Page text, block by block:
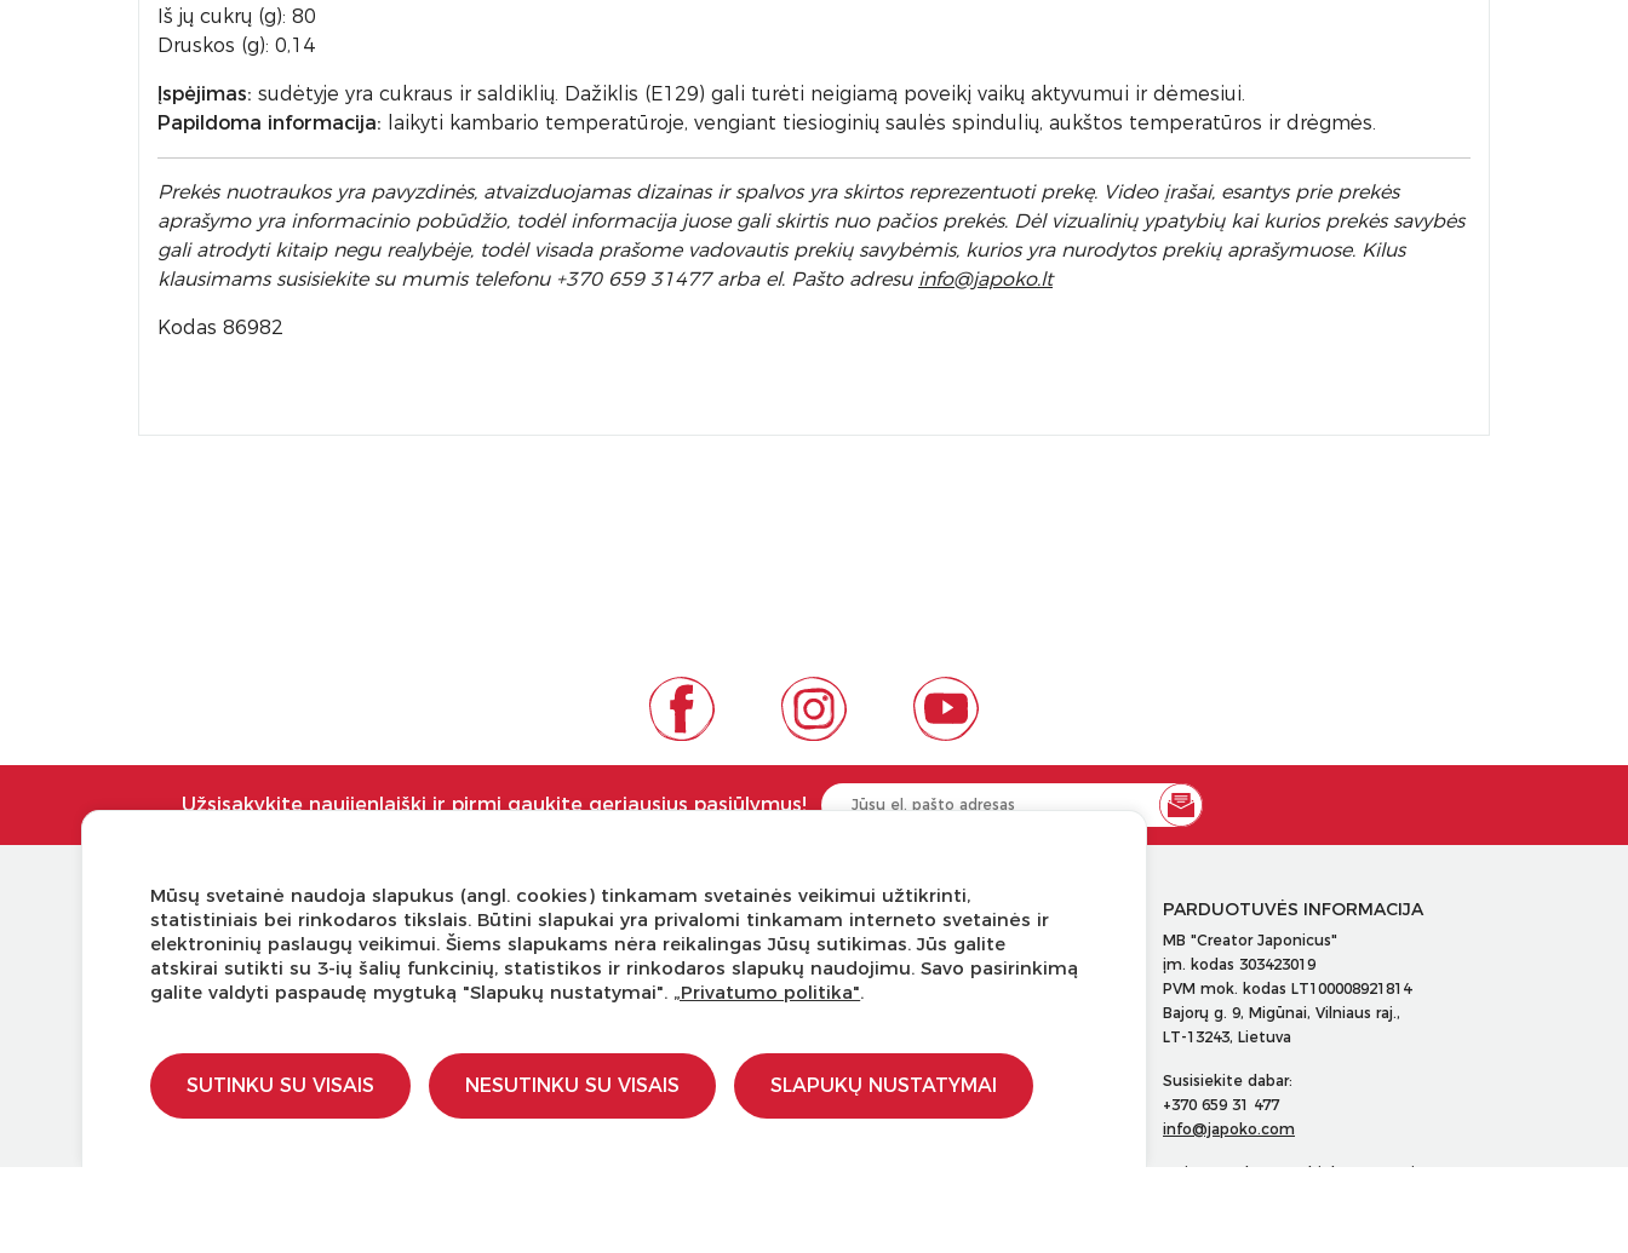
Iš jų cukrų (g): 80
Druskos (g): 0,14
Įspėjimas: sudėtyje yra cukraus ir saldiklių. Dažiklis (E129) gali turėti neigiamą poveikį vaikų aktyvumui ir dėmesiui.
Papildoma informacija: laikyti kambario temperatūroje, vengiant tiesioginių saulės spindulių, aukštos temperatūros ir drėgmės.
Prekės nuotraukos yra pavyzdinės, atvaizduojamas dizainas ir spalvos yra skirtos reprezentuoti prekę. Video įrašai, esantys prie prekės
aprašymo yra informacinio pobūdžio, todėl informacija juose gali skirtis nuo pačios prekės. Dėl vizualinių ypatybių kai kurios prekės savybės
gali atrodyti kitaip negu realybėje, todėl visada prašome vadovautis prekių savybėmis, kurios yra nurodytos prekių aprašymuose. Kilus
klausimams susisiekite su mumis telefonu +370 659 31477 arba el. Pašto adresu info@japoko.lt
Kodas 86982
Užsisakykite naujienlaiškį ir pirmi gaukite geriausius pasiūlymus!
KLIENTŲ APTARNAVIMAS
Pirkimo – pardavimo taisyklės
Pristatymas ir grąžinimas
Apmokėjimo būdai
Privatumo taisyklės
NAUDINGA ŽINOTI
Tinklaraštis
Kodomo edukacijos
Kūrybinės dirbtuvės
Ugdymo įstaigoms
Kur įsigyti
APIE PREKĖS ŽENKLUS
Kas yra LaQ?
BRAIN BUILDERS kūdikiams
IWAKO trintukai-dėlionės
PARDUOTUVĖS INFORMACIJA
MB "Creator Japonicus"
įm. kodas 303423019
PVM mok. kodas LT100008921814
Bajorų g. 9, Migūnai, Vilniaus raj.,
LT-13243, Lietuva
Susisiekite dabar:
+370 659 31 477
info@japoko.com
Maisto tvarkymo subjekto numeris
Mūsų svetainė naudoja slapukus (angl. cookies) tinkamam svetainės veikimui užtikrinti,
statistiniais bei rinkodaros tikslais. Būtini slapukai yra privalomi tinkamam interneto svetainės ir
elektroninių paslaugų veikimui. Šiems slapukams nėra reikalingas Jūsų sutikimas. Jūs galite
atskirai sutikti su 3-ių šalių funkcinių, statistikos ir rinkodaros slapukų naudojimu. Savo pasirinkimą
galite valdyti paspaudę mygtuką "Slapukų nustatymai". „Privatumo politika".
SUTINKU SU VISAIS NESUTINKU SU VISAIS SLAPUKŲ NUSTATYMAI